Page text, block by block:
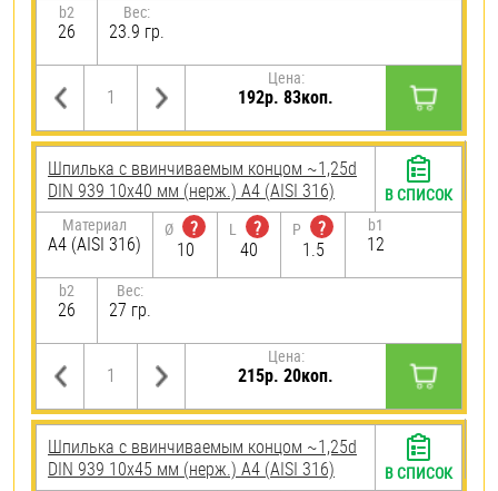
b2
26
Вес:
23.9 гр.
Цена:
192р. 83коп.
Шпилька c ввинчиваемым концом ~1,25d
DIN 939 10х40 мм (нерж.) A4 (AISI 316)
Материал
A4 (AISI 316)
Ø
?
10
L
?
40
P
?
1.5
b1
12
b2
26
Вес:
27 гр.
Цена:
215р. 20коп.
В СПИСОК
Шпилька c ввинчиваемым концом ~1,25d
DIN 939 10х45 мм (нерж.) A4 (AISI 316)
В СПИСОК